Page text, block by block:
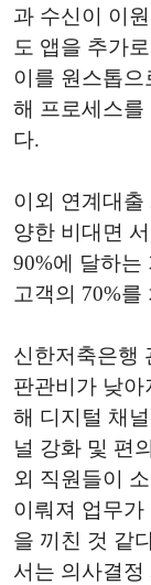
과 수신이 이
도 앱을 추가
이를 원스톱으
해 프로세스를
다.
이외 연계대
양한 비대면
90%에 달하는
고객의 70%를
신한저축은행
판관비가 낮
해 디지털 채
널 강화 및 편
외 직원들이
이뤄져 업무
을 끼친 것 같
서는 의사결정